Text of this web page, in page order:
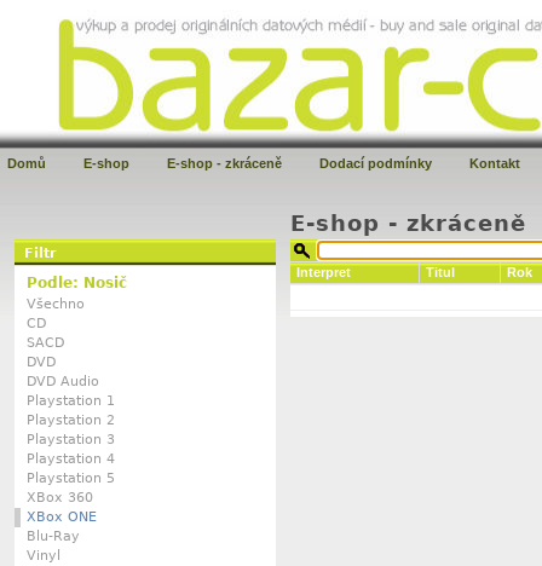
Domů E-shop E-shop - zkráceně Dodací podmínky Kontakt
E-shop - zkráceně
Interpret Titul Rok
Filtr
Podle: Nosič
Všechno
CD
SACD
DVD
DVD Audio
Playstation 1
Playstation 2
Playstation 3
Playstation 4
Playstation 5
XBox 360
XBox ONE
Blu-Ray
Vinyl